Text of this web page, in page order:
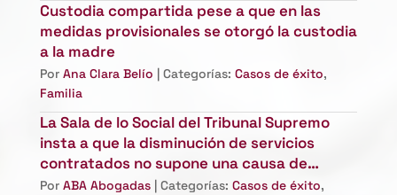
Custodia compartida pese a que en las
medidas provisionales se otorgó la custodia
a la madre
Por Ana Clara Belío | Categorías: Casos de éxito,
Familia
La Sala de lo Social del Tribunal Supremo
insta a que la disminución de servicios
contratados no supone una causa de
despido objetivo
Por ABA Abogadas| Categorías: Casos de éxito,